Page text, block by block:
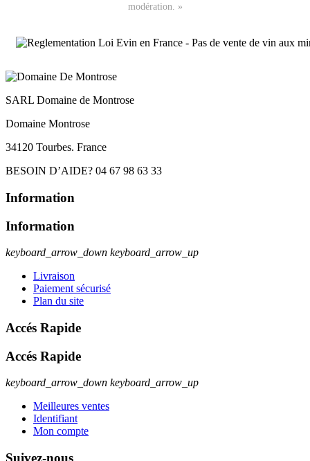
modération. »
SARL Domaine de Montrose
Domaine Montrose
34120 Tourbes. France
BESOIN D’AIDE? 04 67 98 63 33
Information
Information
keyboard_arrow_down keyboard_arrow_up
Livraison
Paiement sécurisé
Plan du site
Accés Rapide
Accés Rapide
keyboard_arrow_down keyboard_arrow_up
Meilleures ventes
Identifiant
Mon compte
Suivez-nous